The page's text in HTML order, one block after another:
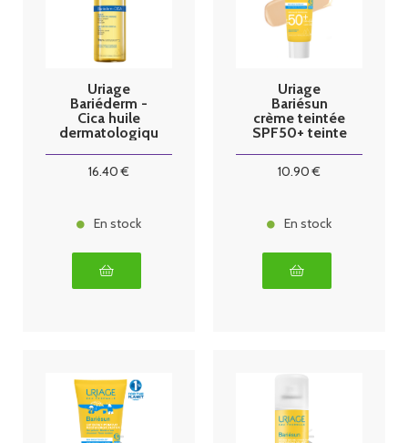
Uriage
Bariéderm -
Cica huile
dermatologiqu
16.40 €
En stock
Uriage
Bariésun
crème teintée
SPF50+ teinte
10.90 €
En stock